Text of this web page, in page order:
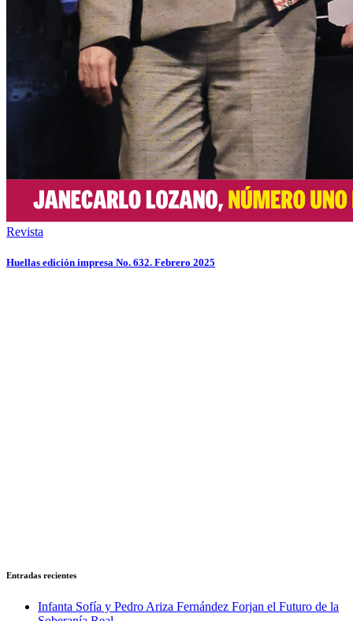
Revista
Huellas edición impresa No. 632. Febrero 2025
Entradas recientes
Infanta Sofía y Pedro Ariza Fernández Forjan el Futuro de la